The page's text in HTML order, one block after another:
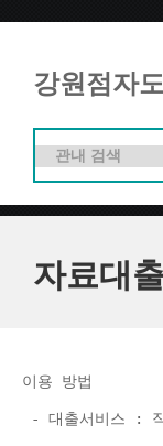
강원점자
자료대
이용 방법
- 대출서비스 :